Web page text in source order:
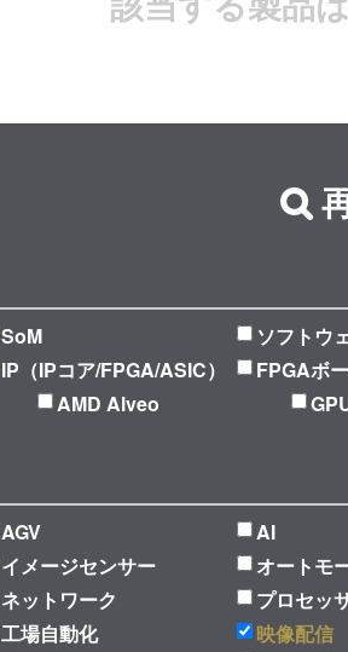
SoM ソフトウ
IP（IPコア/FPGA/ASIC） FPGAボ
AMD Alveo
AGV AI
イメージセンサー オートモ
ネットワーク プロセッ
工場自動化 映像配信